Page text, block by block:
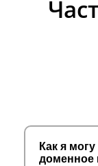
Как я
доменное